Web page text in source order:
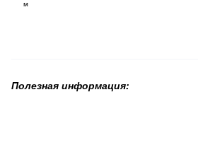
м
Полезная информация: